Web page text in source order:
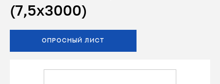
(7,5х3000)
ОПРОСНЫЙ ЛИСТ